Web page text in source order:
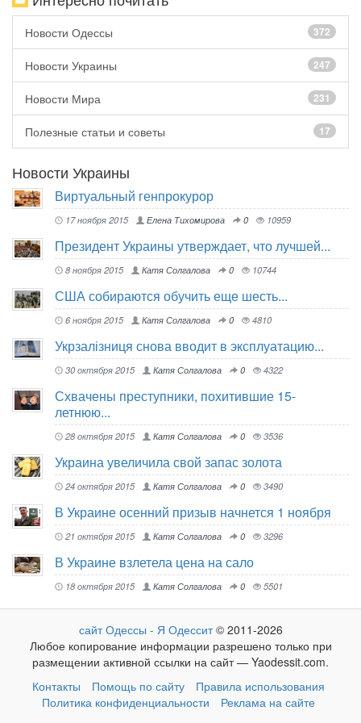
Новости Одессы 372
Новости Украины 247
Новости Мира 231
Полезные статьи и советы 17
Новости Украины
Виртуальный генпрокурор
17 ноября 2015 Елена Тихомирова 0 10959
Президент Украины утверждает, что лучшей...
8 ноября 2015 Катя Солгалова 0 10744
США собираются обучить еще шесть...
6 ноября 2015 Катя Солгалова 0 4810
Укрзалізниця снова вводит в эксплуатацию...
30 октября 2015 Катя Солгалова 0 4322
Схвачены преступники, похитившие 15-
летнюю...
28 октября 2015 Катя Солгалова 0 3536
Украина увеличила свой запас золота
24 октября 2015 Катя Солгалова 0 3490
В Украине осенний призыв начнется 1 ноября
21 октября 2015 Катя Солгалова 0 3296
В Украине взлетела цена на сало
18 октября 2015 Катя Солгалова 0 5501
сайт Одессы - Я Одессит© 2011-2026
Любое копирование информации разрешено только при
размещении активной ссылки на сайт — Yaodessit.com.
Контакты
Помощь по сайту
Правила использования
Политика конфиденциальности
Реклама на сайте